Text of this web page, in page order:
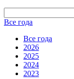
Все года
Все года
2026
2025
2024
2023